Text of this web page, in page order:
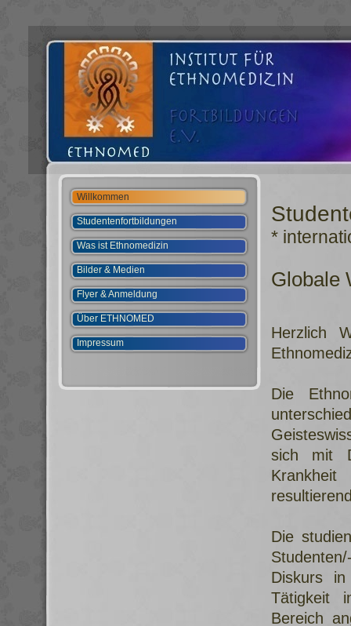
*
Globale
Herzlich
Die
sich mit
Die
Diskurs
Tätigkeit
Bereich
Willkommen
Studentenfortbildungen
Was ist Ethnomedizin
Bilder & Medien
Flyer & Anmeldung
Über ETHNOMED
Impressum